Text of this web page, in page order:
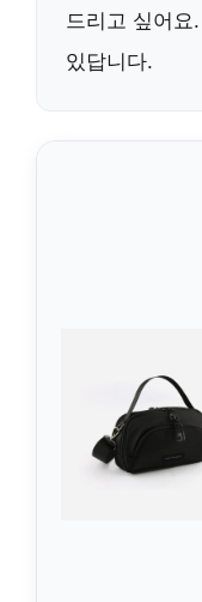
드리고 싶어요.
있답니다.